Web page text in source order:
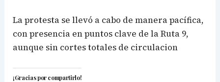
La protesta se llevó a cabo de manera pacífica,
con presencia en puntos clave de la Ruta 9,
aunque sin cortes totales de circulacion
¡Gracias por compartirlo!